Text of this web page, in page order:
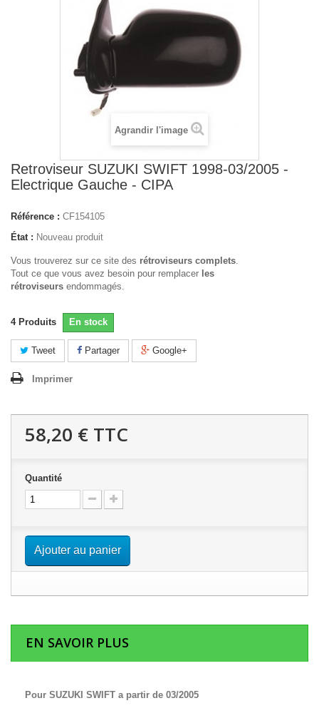
Agrandir l'image
Retroviseur SUZUKI SWIFT 1998-03/2005 -
Electrique Gauche - CIPA
Référence : CF154105
État : Nouveau produit
Vous trouverez sur ce site des rétroviseurs complets.
Tout ce que vous avez besoin pour remplacer les
rétroviseurs endommagés.
4 Produits En stock
Tweet Partager Google+
Imprimer
58,20 € TTC
Quantité
Ajouter au panier
EN SAVOIR PLUS
Pour SUZUKI SWIFT a partir de 03/2005